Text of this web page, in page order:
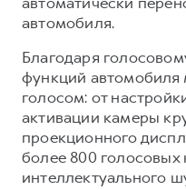
автомобиля.
Благодаря
функций автомобиля
голосом: от
активации камеры
проекционного
более 800
интеллектуального